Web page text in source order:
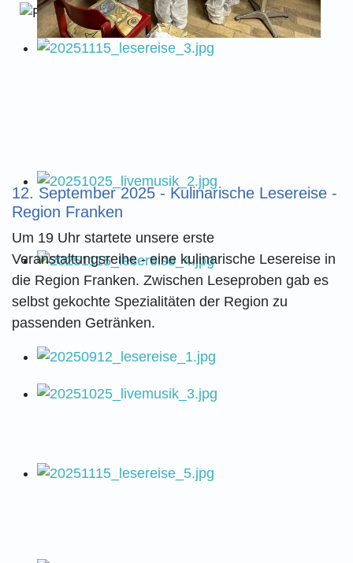
12. September 2025 - Kulinarische Lesereise -
Region Franken
Um 19 Uhr startete unsere erste
Veranstaltungsreihe - eine kulinarische Lesereise in
die Region Franken. Zwischen Leseproben gab es
selbst gekochte Spezialitäten der Region zu
passenden Getränken.